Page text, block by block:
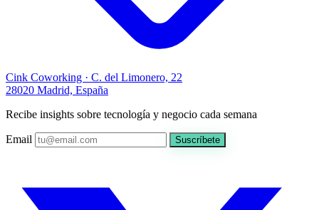
Cink Coworking · C. del Limonero, 22
28020 Madrid, España
Recibe insights sobre tecnología y negocio cada semana
Email Suscríbete